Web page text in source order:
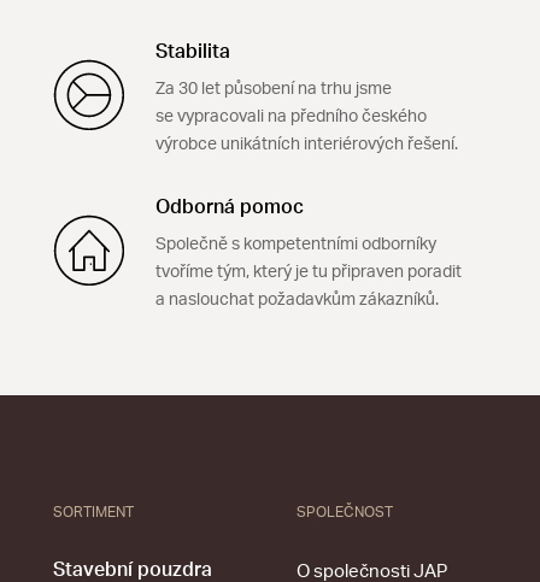
Stabilita
Za 30 let působení na trhu jsme
se vypracovali na předního českého
výrobce unikátních interiérových řešení.
Odborná pomoc
Společně s kompetentními odborníky
tvoříme tým, který je tu připraven poradit
a naslouchat požadavkům zákazníků.
SORTIMENT
Stavební pouzdra
SPOLEČNOST
O společnosti JAP